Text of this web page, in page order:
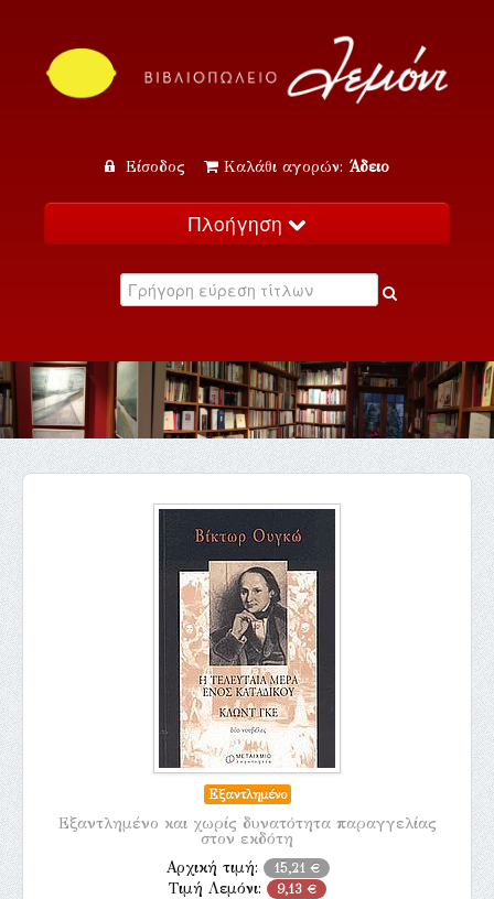
Είσοδος Καλάθι αγορών: Άδειο
Πλοήγηση
Κατάλογος
Εκδηλώσεις
Επικοινωνία
Εξαντλημένο
Εξαντλημένο και χωρίς δυνατότητα παραγγελίας
στον εκδότη
Αρχική τιμή: 15,21 €
Τιμή Λεμόνι: 9,13 €